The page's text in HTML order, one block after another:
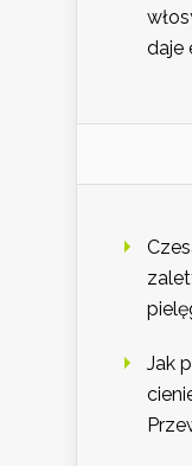
daje
Jak